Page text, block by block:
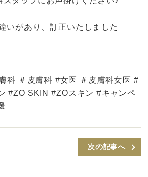
いがあり、訂正いたしました
科 ＃皮膚科 #女医 ＃皮膚科女医 #
#ZO SKIN #ZOスキン #キャンペ
次の記事へ